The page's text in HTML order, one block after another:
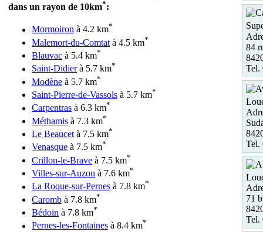
dans un rayon de 10km*:
Mormoiron à 4.2 km*
Malemort-du-Comtat à 4.5 km*
Blauvac à 5.4 km*
Saint-Didierà 5.7 km*
Modène à 5.7 km*
Saint-Pierre-de-Vassols à 5.7 km*
Carpentras à 6.3 km*
Méthamis à 7.3 km*
Le Beaucet à 7.5 km*
Venasque à 7.5 km*
Crillon-le-Brave à 7.5 km*
Villes-sur-Auzon à 7.6 km*
La Roque-sur-Pernes à 7.8 km*
Caromb à 7.8 km*
Bédoin à 7.8 km*
Pernes-les-Fontaines à 8.4 km*
84
Tel.
Tel.
71
Tel.